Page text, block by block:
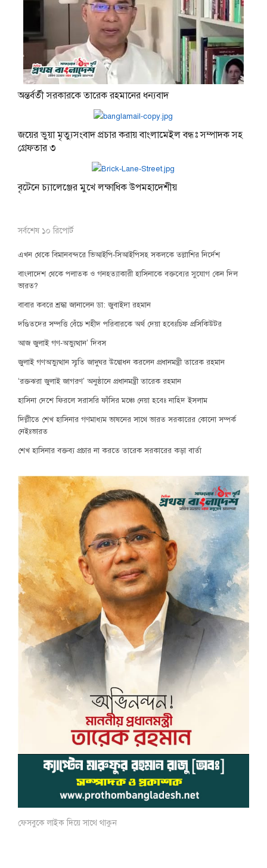
অন্তর্বর্তী সরকারকে তারেক রহমানের ধন্যবাদ
জয়ের ভুয়া মৃত্যুসংবাদ প্রচার করায় বাংলামেইল বন্ধঃ সম্পাদক সহ
গ্রেফতার ৩
বৃটেনে চ্যালেঞ্জের মুখে লক্ষাধিক উপমহাদেশীয়
সর্বশেষ ১০ রিপোর্ট
এখন থেকে বিমানবন্দরে ভিআইপি-সিআইপিসহ সকলকে তল্লাশির নির্দেশ
বাংলাদেশ থেকে পলাতক ও গনহত্যাকারী হাসিনাকে বক্তব্যের সুযোগ কেন দিল
ভারত?
বাবার কবরে শ্রদ্ধা জানালেন ডা: জুবাইদা রহমান
দণ্ডিতদের সম্পত্তি বেঁচে শহীদ পরিবারকে অর্থ দেয়া হবেঃচিফ প্রসিকিউটর
আজ জুলাই গণ-অভ্যুত্থান’ দিবস
জুলাই গণঅভ্যুত্থান স্মৃতি জাদুঘর উদ্বোধন করলেন প্রধানমন্ত্রী তারেক রহমান
‘রক্তঝরা জুলাই জাগরণ’ অনুষ্ঠানে প্রধানমন্ত্রী তারেক রহমান
হাসিনা দেশে ফিরলে সরাসরি ফাঁসির মঞ্চে নেয়া হবেঃ নাহিদ ইসলাম
দিল্লীতে শেখ হাসিনার গণমাধ্যম ভাষনের সাথে ভারত সরকারের কোনো সম্পর্ক
নেইঃভারত
শেখ হাসিনার বক্তব্য প্রচার না করতে তারেক সরকারের কড়া বার্তা
ফেসবুকে লাইক দিয়ে সাথে থাকুন